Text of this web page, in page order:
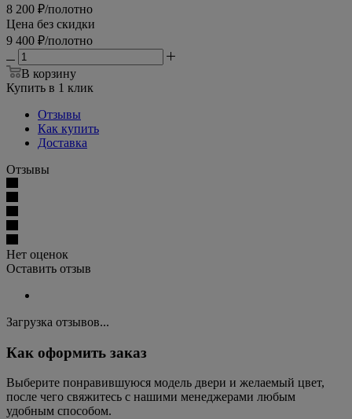
8 200 ₽/полотно
Цена без скидки
9 400 ₽/полотно
В корзину
Купить в 1 клик
Отзывы
Как купить
Доставка
Отзывы
Нет оценок
Оставить отзыв
Загрузка отзывов...
Как оформить заказ
Выберите понравившуюся модель двери и желаемый цвет,
после чего свяжитесь с нашими менеджерами любым
удобным способом.